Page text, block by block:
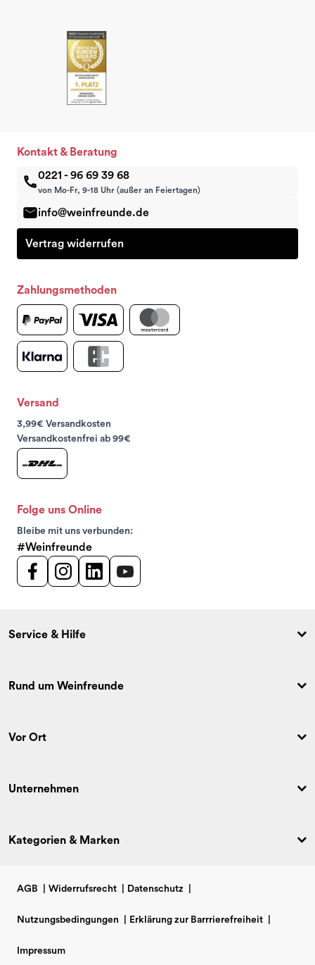
Kontakt & Beratung
0221 - 96 69 39 68
von Mo-Fr, 9-18 Uhr (außer an Feiertagen)
info@weinfreunde.de
Vertrag widerrufen
Zahlungsmethoden
Versand
3,99€ Versandkosten
Versandkostenfrei ab 99€
Folge uns Online
Bleibe mit uns verbunden:
#Weinfreunde
Service & Hilfe
Rund um Weinfreunde
Vor Ort
Unternehmen
Kategorien & Marken
AGB Widerrufsrecht Datenschutz
Nutzungsbedingungen Erklärung zur Barrrierefreiheit
Impressum